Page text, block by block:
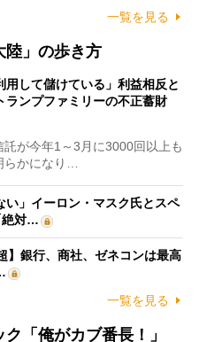
一覧を見る
陸」の歩き方
用して儲けている」利益相反と
ランプファミリーの不正蓄財
が今年1～3月に3000回以上も
かになり…
い」イーロン・マスク氏とスペ
絶対…
】銀行、商社、ゼネコンは最高
一覧を見る
「俺がカブ番長！」